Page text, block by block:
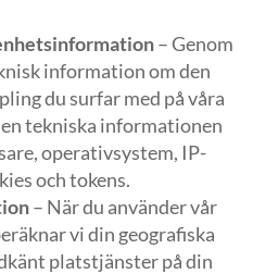
– Genom
information om den
du surfar med på våra
tekniska informationen
operativsystem, IP-
och tokens.
– När du använder vår
vi din geografiska
platstjänster på din